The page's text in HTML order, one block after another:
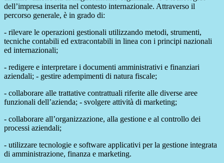
dell’impresa inserita nel contesto internazionale. Attraverso il
percorso generale, è in grado di:
- rilevare le operazioni gestionali utilizzando metodi, strumenti,
tecniche contabili ed extracontabili in linea con i principi nazionali
ed internazionali;
- redigere e interpretare i documenti amministrativi e finanziari
aziendali; - gestire adempimenti di natura fiscale;
- collaborare alle trattative contrattuali riferite alle diverse aree
funzionali dell’azienda; - svolgere attività di marketing;
- collaborare all’organizzazione, alla gestione e al controllo dei
processi aziendali;
- utilizzare tecnologie e software applicativi per la gestione integrata
di amministrazione, finanza e marketing.